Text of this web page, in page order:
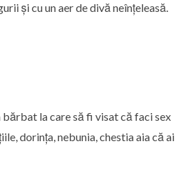
și cu un aer de divă neînțeleasă.
la care să fi visat că faci sex
dorința, nebunia, chestia aia că ai